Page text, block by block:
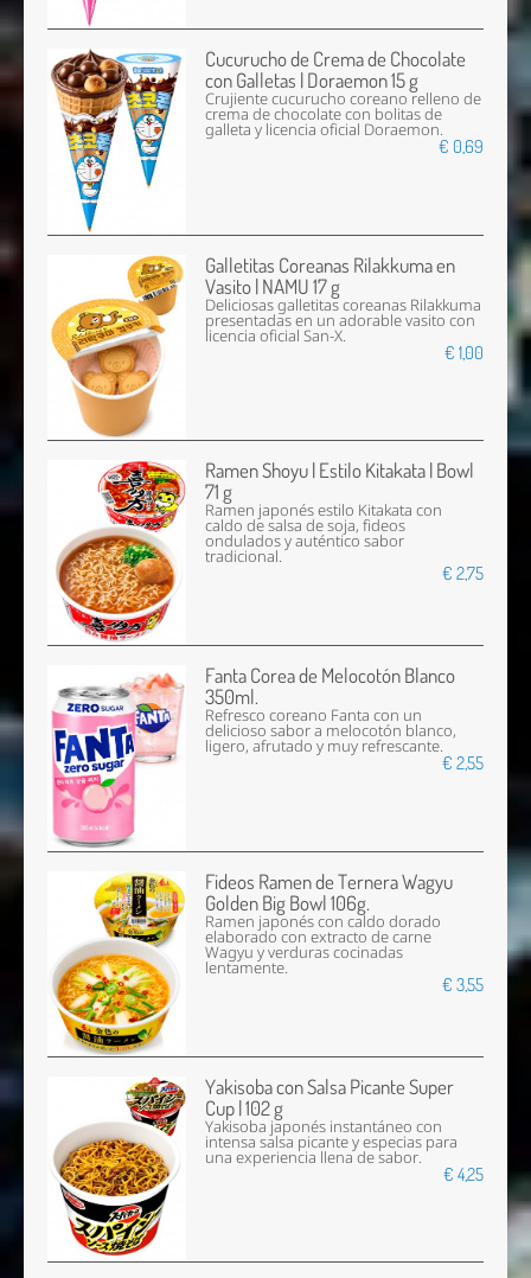
Cucurucho de Crema de Chocolate
con Galletas | Doraemon 15 g
Crujiente cucurucho coreano relleno de
crema de chocolate con bolitas de
galleta y licencia oficial Doraemon.
€ 0,69
Galletitas Coreanas Rilakkuma en
Vasito | NAMU 17 g
Deliciosas galletitas coreanas Rilakkuma
presentadas en un adorable vasito con
licencia oficial San-X.
€ 1,00
Ramen Shoyu | Estilo Kitakata | Bowl
71 g
Ramen japonés estilo Kitakata con
caldo de salsa de soja, fideos
ondulados y auténtico sabor
tradicional.
€ 2,75
Fanta Corea de Melocotón Blanco
350ml.
Refresco coreano Fanta con un
delicioso sabor a melocotón blanco,
ligero, afrutado y muy refrescante.
€ 2,55
Fideos Ramen de Ternera Wagyu
Golden Big Bowl 106g.
Ramen japonés con caldo dorado
elaborado con extracto de carne
Wagyu y verduras cocinadas
lentamente.
€ 3,55
Yakisoba con Salsa Picante Super
Cup | 102 g
Yakisoba japonés instantáneo con
intensa salsa picante y especias para
una experiencia llena de sabor.
€ 4,25